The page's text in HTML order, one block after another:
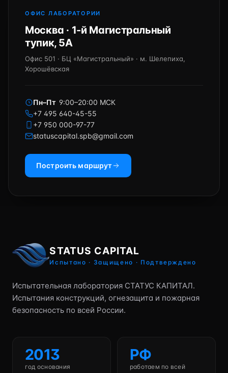
ОФИС ЛАБОРАТОРИИ
Москва · 1-й Магистральный
тупик, 5А
Офис 501 · БЦ «Магистральный» · м. Шелепиха,
Хорошёвская
Пн–Пт 9:00–20:00 МСК
+7 495 640-45-55
+7 950 000-97-77
statuscapital.spb@gmail.com
Построить маршрут
STATUS CAPITAL
Испытано · Защищено · Подтверждено
Испытательная лаборатория СТАТУС КАПИТАЛ.
Испытания конструкций, огнезащита и пожарная
безопасность по всей России.
2013
год основания
РФ
работаем по всей